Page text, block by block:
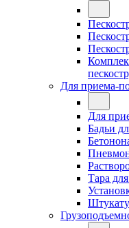
Для приема-
Для
Бадьи
Тара